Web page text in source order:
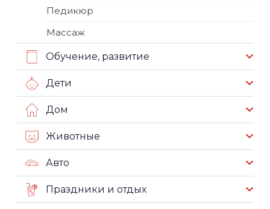
Педикюр
Массаж
Обучение, развитие
Дети
Дом
Животные
Авто
Праздники и отдых